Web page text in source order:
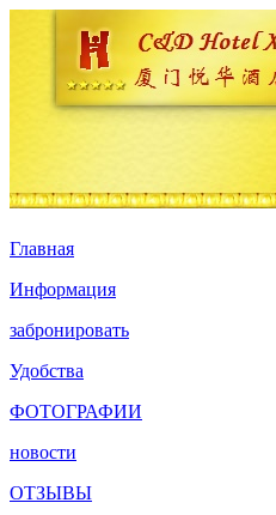
Главная
Информация
забронировать
Удобства
ФОТОГРАФИИ
новости
ОТЗЫВЫ